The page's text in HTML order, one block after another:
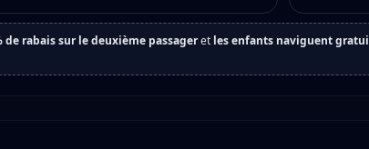
de rabais sur le deuxième passageret les enfants naviguent